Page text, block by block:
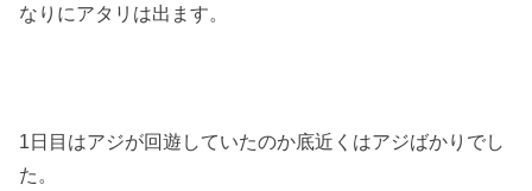
なりにアタリは出ます。
1日目はアジが回遊していたのか底近くはアジばかりでし
た。